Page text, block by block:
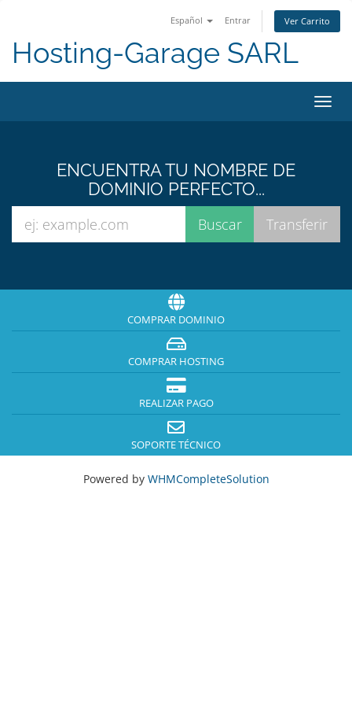
Español Entrar Ver Carrito
Hosting-Garage SARL
ENCUENTRA TU NOMBRE DE
DOMINIO PERFECTO...
COMPRAR DOMINIO
COMPRAR HOSTING
REALIZAR PAGO
SOPORTE TÉCNICO
Powered by WHMCompleteSolution